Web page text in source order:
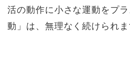
活の動作に小さな運動をプ
動」は、無理なく続けられま